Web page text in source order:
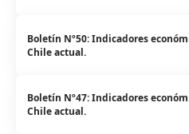
Boletín Nº50: Indicadores
Chile actual.
Boletín Nº47: Indicadores
Chile actual.